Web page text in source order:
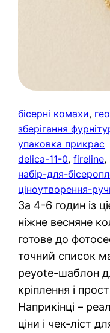
бісерні комахи,
зберігання
упаковка прикрас
delica-11-0, fireline,
набір-для-
ціноутворення-
За 4-6 годин із
ніжне весняне
готове до
точний список
peyote-шаблон
кріплення і
Наприкінці –
ціни і чек-ліст